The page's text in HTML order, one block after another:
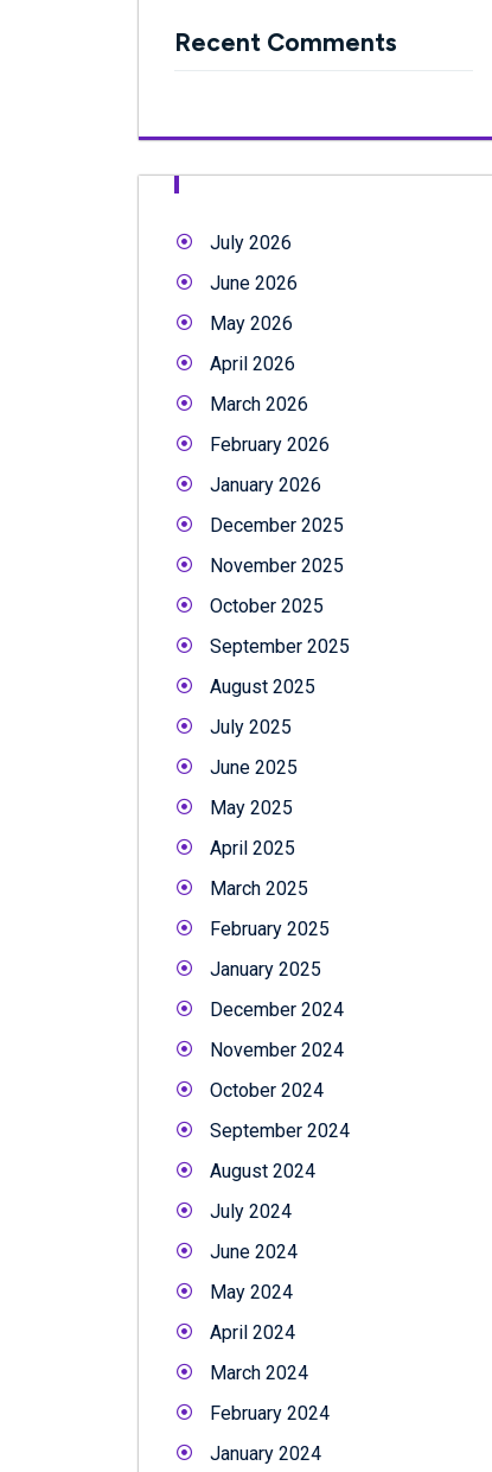
Recent Comments
July 2026
June 2026
May 2026
April 2026
March 2026
February 2026
January 2026
December 2025
November 2025
October 2025
September 2025
August 2025
July 2025
June 2025
May 2025
April 2025
March 2025
February 2025
January 2025
December 2024
November 2024
October 2024
September 2024
August 2024
July 2024
June 2024
May 2024
April 2024
March 2024
February 2024
January 2024